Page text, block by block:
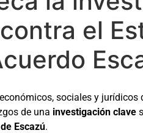
el
sociales y jurídicos
de una investigación clave
Escazú.